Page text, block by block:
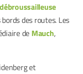
débroussailleuse
des routes. Les
de Mauch,
et